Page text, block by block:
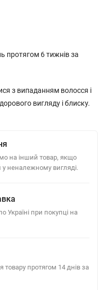
протягом 6 тижнів за
з випаданням волосся і
вигляду і блиску.
на інший товар, якщо
у неналежному вигляді.
Україні при покупці на
товару протягом 14 днів за